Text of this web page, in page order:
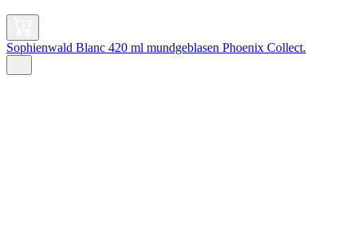
Sophienwald Blanc 420 ml mundgeblasen Phoenix Collect.